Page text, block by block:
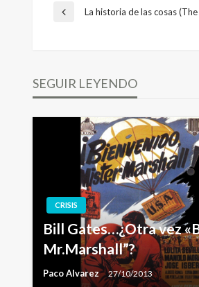
Navegación
entradas
Entrada
La historia de las cosas
SEGUIR LEYENDO
CRISIS
Bill Gates…¿Otra vez
Mr.Marshall”?
Paco Alvarez 27/10/2013